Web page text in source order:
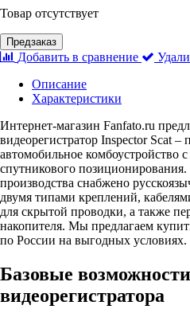
Товар отсутствует
Предзаказ
Добавить в сравнение
Описание
Характеристики
Интернет-магазин Fanfato.ru
видеорегистратор Inspector Scat –
автомобильное комбоустройство
спутникового
производства снабжено
двумя типами креплений,
для скрытой проводки, а также
накопителя. Мы предлагаем
по России на выгодных условиях.
Базовые возможности
видеорегистратора